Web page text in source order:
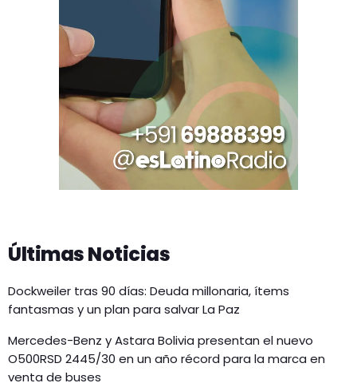
Últimas Noticias
Dockweiler tras 90 días: Deuda millonaria, ítems
fantasmas y un plan para salvar La Paz
Mercedes-Benz y Astara Bolivia presentan el nuevo
O500RSD 2445/30 en un año récord para la marca en
venta de buses